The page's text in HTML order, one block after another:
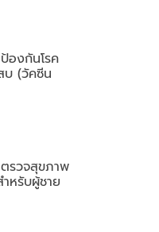
องกันโรค
บ (วัคซีน
รวจสุขภาพ
ำหรับผู้ชาย